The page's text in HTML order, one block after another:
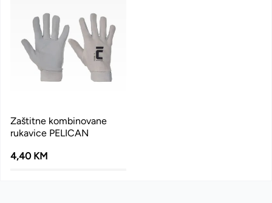
Zaštitne kombinovane
rukavice PELICAN
4,40 KM